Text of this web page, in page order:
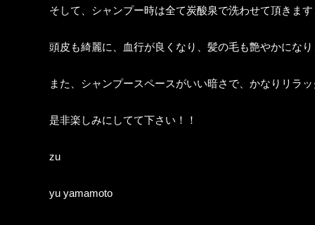
そして、シャンプー時は全て炭酸泉で洗わせて頂きま
頭皮も綺麗に、血行が良くなり、髪の毛も艶やかにな
また、シャンプースペースがいい暗さで、かなりリラ
是非楽しみにしてて下さい！！
zu
yu yamamoto